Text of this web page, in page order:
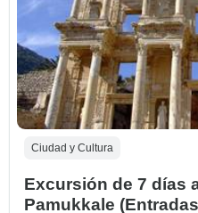
Ciudad y Cultura
Excursión de 7 días
Pamukkale